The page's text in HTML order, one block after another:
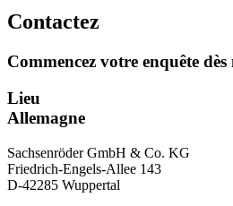
Contactez
Commencez votre enquête
Lieu
Allemagne
Sachsenröder GmbH & Co. KG
Friedrich-Engels-Allee 143
D-42285 Wuppertal